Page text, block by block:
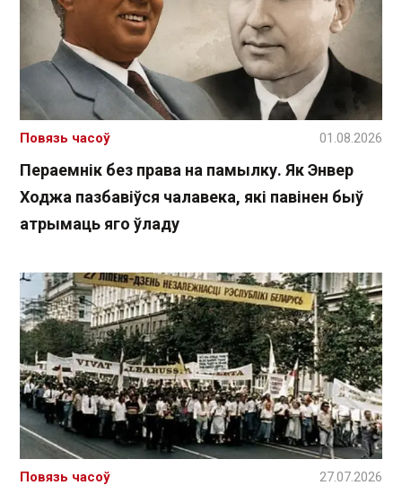
Пераемнік без права на памылку. Як Энвер
Ходжа пазбавіўся чалавека, які павінен быў
атрымаць яго ўладу
Повязь часоў 01.08.2026
Повязь часоў 27.07.2026